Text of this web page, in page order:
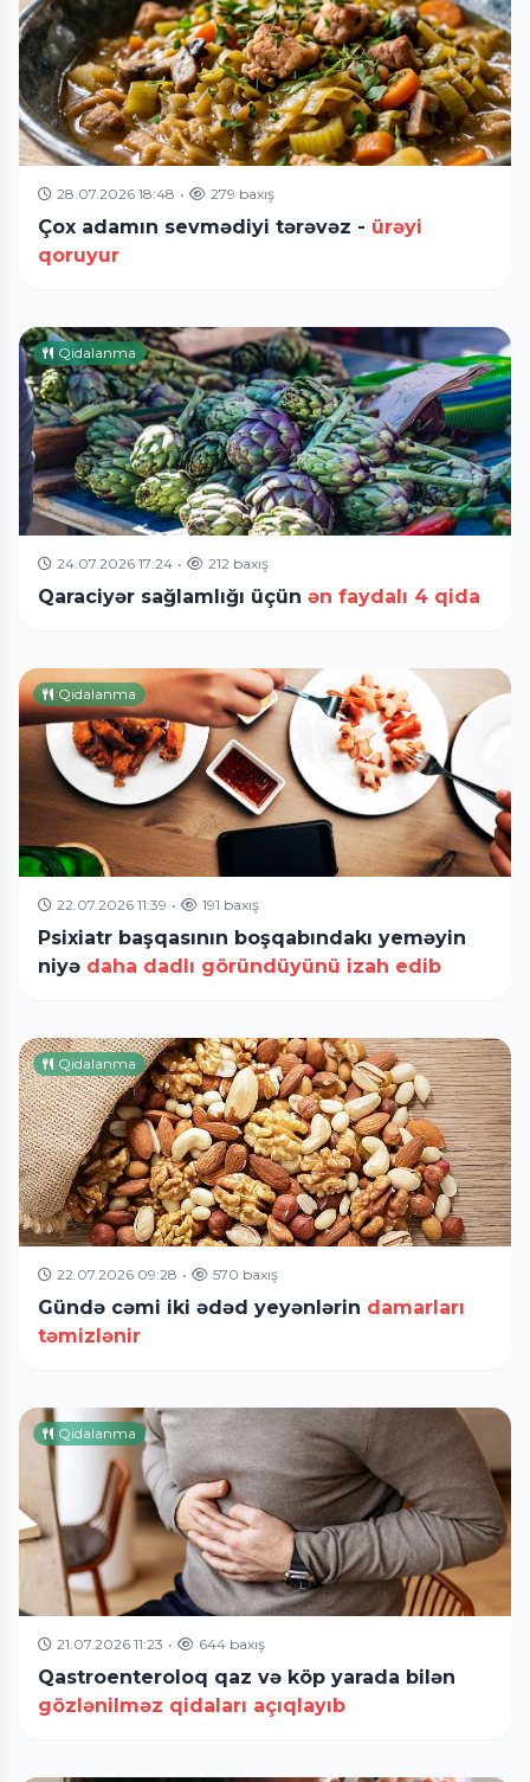
28.07.2026 18:48 • 279 baxış
Çox adamın sevmədiyi tərəvəz - ürəyi
qoruyur
Qidalanma
24.07.2026 17:24 • 212 baxış
Qaraciyər sağlamlığı üçün ən faydalı 4 qida
Qidalanma
22.07.2026 11:39 • 191 baxış
Psixiatr başqasının boşqabındakı yeməyin
niyə daha dadlı göründüyünü izah edib
Qidalanma
22.07.2026 09:28 • 570 baxış
Gündə cəmi iki ədəd yeyənlərin damarları
təmizlənir
Qidalanma
21.07.2026 11:23 • 644 baxış
Qastroenteroloq qaz və köp yarada bilən
gözlənilməz qidaları açıqlayıb